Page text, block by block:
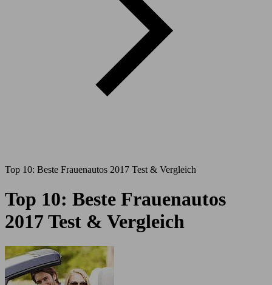
Top 10: Beste Frauenautos 2017 Test & Vergleich
Top 10: Beste Frauenautos
2017 Test & Vergleich